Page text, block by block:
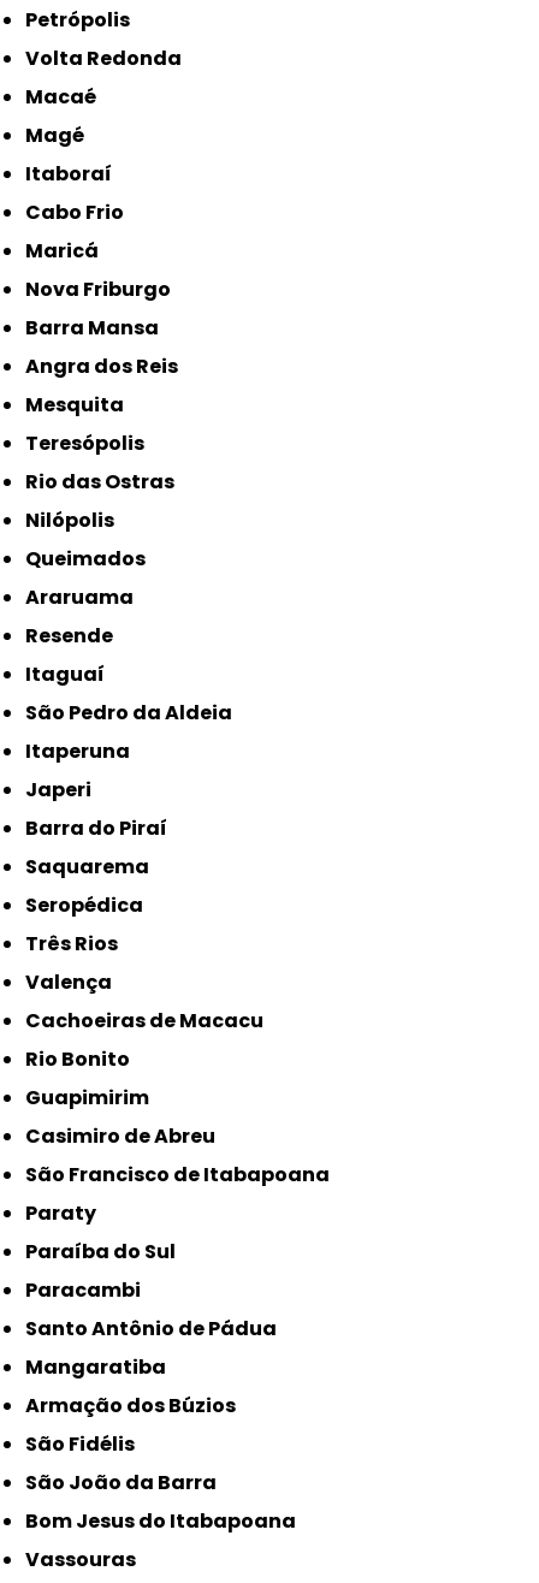
Petrópolis
Volta Redonda
Macaé
Magé
Itaboraí
Cabo Frio
Maricá
Nova Friburgo
Barra Mansa
Angra dos Reis
Mesquita
Teresópolis
Rio das Ostras
Nilópolis
Queimados
Araruama
Resende
Itaguaí
São Pedro da Aldeia
Itaperuna
Japeri
Barra do Piraí
Saquarema
Seropédica
Três Rios
Valença
Cachoeiras de Macacu
Rio Bonito
Guapimirim
Casimiro de Abreu
São Francisco de Itabapoana
Paraty
Paraíba do Sul
Paracambi
Santo Antônio de Pádua
Mangaratiba
Armação dos Búzios
São Fidélis
São João da Barra
Bom Jesus do Itabapoana
Vassouras